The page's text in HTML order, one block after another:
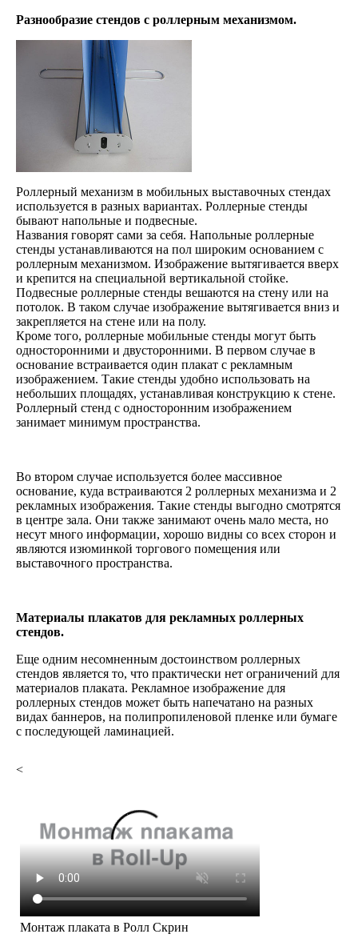
Разнообразие стендов с роллерным механизмом.
Роллерный механизм в мобильных выставочных стендах
используется в разных вариантах. Роллерные стенды
бывают напольные и подвесные.
Названия говорят сами за себя. Напольные роллерные
стенды устанавливаются на пол широким основанием с
роллерным механизмом. Изображение вытягивается вверх
и крепится на специальной вертикальной стойке.
Подвесные роллерные стенды вешаются на стену или на
потолок. В таком случае изображение вытягивается вниз и
закрепляется на стене или на полу.
Кроме того, роллерные мобильные стенды могут быть
односторонними и двусторонними. В первом случае в
основание встраивается один плакат с рекламным
изображением. Такие стенды удобно использовать на
небольших площадях, устанавливая конструкцию к стене.
Роллерный стенд с односторонним изображением
занимает минимум пространства.
Во втором случае используется более массивное
основание, куда встраиваются 2 роллерных механизма и 2
рекламных изображения. Такие стенды выгодно смотрятся
в центре зала. Они также занимают очень мало места, но
несут много информации, хорошо видны со всех сторон и
являются изюминкой торгового помещения или
выставочного пространства.
Материалы плакатов для рекламных роллерных
стендов.
Еще одним несомненным достоинством роллерных
стендов является то, что практически нет ограничений для
материалов плаката. Рекламное изображение для
роллерных стендов может быть напечатано на разных
видах баннеров, на полипропиленовой пленке или бумаге
с последующей ламинацией.
<
Монтаж плаката в Ролл Скрин